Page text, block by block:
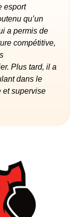
esport
qu’un
a permis de
compétitive,
Plus tard, il a
dans le
et supervise